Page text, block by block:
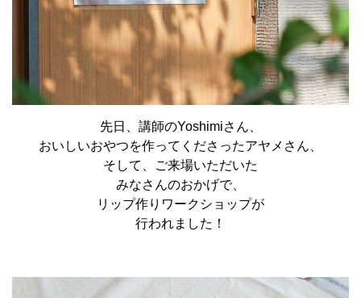
先日、講師のYoshimiさん、
おいしいおやつを作ってくださったアヤメさん、
そして、ご来場いただいた
みなさんのおかげで、
リップ作りワークショップが
行われました！